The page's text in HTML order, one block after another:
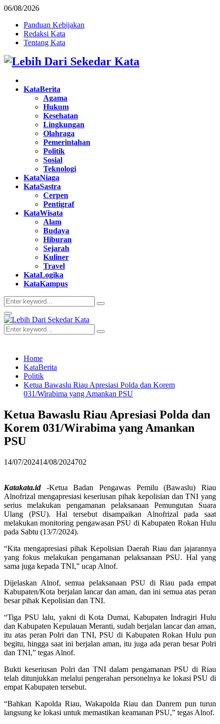
06/08/2026
Panduan Kebijakan
Redaksi Kata
Tentang Kata
Facebook
Twitter
Instagram
Pinterest
Youtube
KataBerita
Agama
Hukum
Kesehatan
Lingkungan
Olahraga
Pemerintahan
Politik
Sosial
Teknologi
KataNiaga
KataSastra
Cerpen
Pentigraf
KataWisata
Alam
Budaya
Hiburan
Sejarah
Kuliner
Travel
KataLogika
KataKampus
Search
for:
Search
Primary
Menu
Search
for:
Search
Home
KataBerita
Politik
Ketua Bawaslu Riau Apresiasi Polda dan Korem
031/Wirabima yang Amankan PSU
Ketua Bawaslu Riau Apresiasi Polda dan
Korem 031/Wirabima yang Amankan
PSU
14/07/202414/08/2024702
Katakata.id-Ketua Badan Pengawas Pemilu (Bawaslu) Riau
Alnofrizal mengapresiasi keseriusan pihak kepolisian dan TNI yang
serius melakukan pengamanan pelaksanaan Pemungutan Suara
Ulang (PSU). Hal tersebut disampaikan Alnofrizal pada saat
melakukan monitoring pengawasan PSU di Kabupaten Rokan Hulu
pada Sabtu (13/7/2024).
“Kita mengapresiasi pihak Kepolisian Daerah Riau dan jajarannya
yang fokus melakukan pengamanan pelaksanaan PSU. Hal yang
sama juga kepada TNI,” ucap Alnof.
Dijelaskan Alnof, semua pelaksanaan PSU di Riau pada empat
Kabupaten/Kota berjalan lancar dan aman, dan ini semua atas peran
besar pihak Kepolisian dan TNI.
“Tiga PSU lalu, yakni di Kota Dumai, Kabupaten Indragiri Hulu
dan Kabupaten Kepulauan Meranti, sudah berjalan lancar dan aman,
itu atas peran Polri dan TNI, PSU di Kabupaten Rokan Hulu pun
begitu, hingga saat ini berjalan aman, itu juga ada peran besar Polri
dan TNI,” tegas Alnof.
Bukti keseriusan Polri dan TNI dalam pengamanan PSU di Riau
telah ditunjukkan melalui pengerahan personelnya ke lokasi PSU di
empat Kabupaten tersebut.
“Bahkan Kapolda Riau, Wakapolda Riau dan Danrem pun turun
langsung ke lokasi untuk memastikan keamanan PSU,” tegas Alnof.